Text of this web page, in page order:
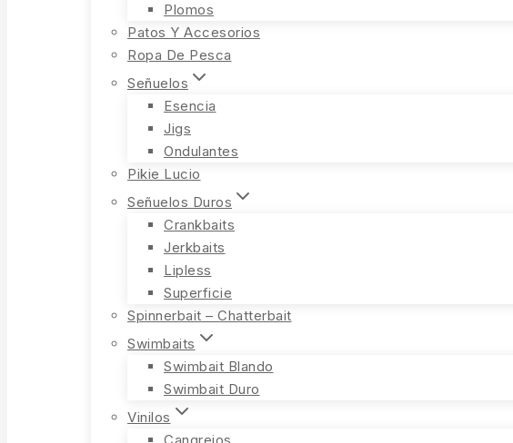
Plomos
Patos Y Accesorios
Ropa De Pesca
Señuelos
Esencia
Jigs
Ondulantes
Pikie Lucio
Señuelos Duros
Crankbaits
Jerkbaits
Lipless
Superficie
Spinnerbait – Chatterbait
Swimbaits
Swimbait Blando
Swimbait Duro
Vinilos